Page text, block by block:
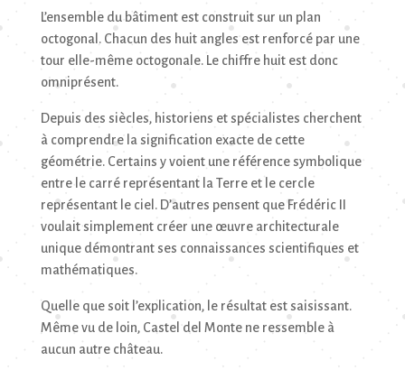
L’ensemble du bâtiment est construit sur un plan
octogonal. Chacun des huit angles est renforcé par une
tour elle-même octogonale. Le chiffre huit est donc
omniprésent.
Depuis des siècles, historiens et spécialistes cherchent
à comprendre la signification exacte de cette
géométrie. Certains y voient une référence symbolique
entre le carré représentant la Terre et le cercle
représentant le ciel. D’autres pensent que Frédéric II
voulait simplement créer une œuvre architecturale
unique démontrant ses connaissances scientifiques et
mathématiques.
Quelle que soit l’explication, le résultat est saisissant.
Même vu de loin, Castel del Monte ne ressemble à
aucun autre château.